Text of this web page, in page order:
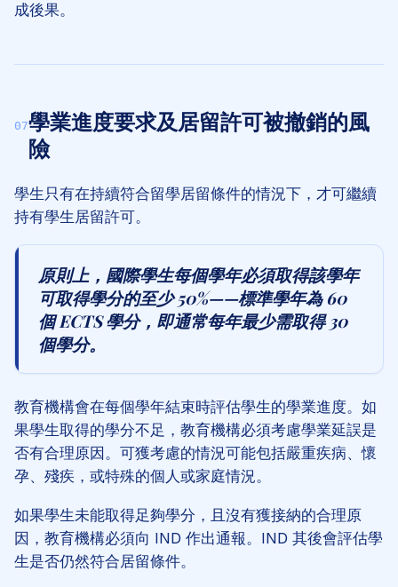
成後果。
07學業進度要求及居留許可被撤銷的風
險
學生只有在持續符合留學居留條件的情況下，才可繼續
持有學生居留許可。
原則上，國際學生每個學年必須取得該學年
可取得學分的至少 50%——標準學年為 60
個 ECTS 學分，即通常每年最少需取得 30
個學分。
教育機構會在每個學年結束時評估學生的學業進度。如
果學生取得的學分不足，教育機構必須考慮學業延誤是
否有合理原因。可獲考慮的情況可能包括嚴重疾病、懷
孕、殘疾，或特殊的個人或家庭情況。
如果學生未能取得足夠學分，且沒有獲接納的合理原
因，教育機構必須向 IND 作出通報。IND 其後會評估學
生是否仍然符合居留條件。